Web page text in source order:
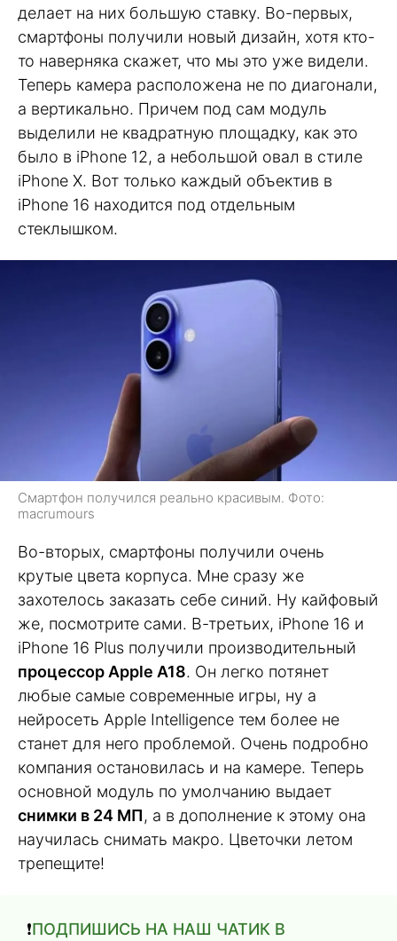
делает на них большую ставку. Во-первых,
смартфоны получили новый дизайн, хотя кто-
то наверняка скажет, что мы это уже видели.
Теперь камера расположена не по диагонали,
а вертикально. Причем под сам модуль
выделили не квадратную площадку, как это
было в iPhone 12, а небольшой овал в стиле
iPhone X. Вот только каждый объектив в
iPhone 16 находится под отдельным
стеклышком.
Смартфон получился реально красивым. Фото:
macrumours
Во-вторых, смартфоны получили очень
крутые цвета корпуса. Мне сразу же
захотелось заказать себе синий. Ну кайфовый
же, посмотрите сами. В-третьих, iPhone 16 и
iPhone 16 Plus получили производительный
процессор Apple A18. Он легко потянет
любые самые современные игры, ну а
нейросеть Apple Intelligence тем более не
станет для него проблемой. Очень подробно
компания остановилась и на камере. Теперь
основной модуль по умолчанию выдает
снимки в 24 МП, а в дополнение к этому она
научилась снимать макро. Цветочки летом
трепещите!
❗️ПОДПИШИСЬ НА НАШ ЧАТИК В